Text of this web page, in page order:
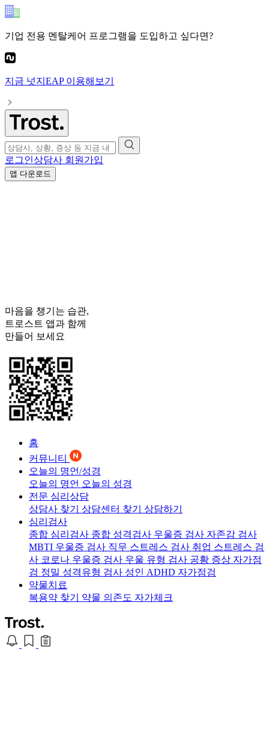
기업 전용 멘탈케어 프로그램을 도입하고 싶다면?
지금 넛지EAP이용해보기
로그인상담사 회원가입
앱 다운로드
마음을 챙기는 습관,
트로스트 앱과 함께
만들어 보세요
홈
커뮤니티
오늘의 명언/성경
오늘의 명언 오늘의 성경
전문 심리상담
상담사 찾기 상담센터 찾기 상담하기
심리검사
종합 심리검사 종합 성격검사 우울증 검사 자존감 검사
MBTI 우울증 검사 직무 스트레스 검사 취업 스트레스 검
사 코로나 우울증 검사 우울 유형 검사 공황 증상 자가점
검 정밀 성격유형 검사 성인 ADHD 자가점검
약물치료
복용약 찾기 약물 의존도 자가체크